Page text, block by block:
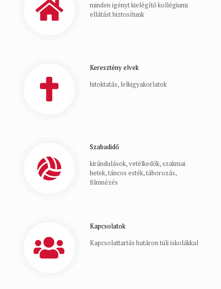
minden igényt kielégítő kollégiumi
ellátást biztosítunk
Keresztény elvek
hitoktatás, lelkigyakorlatok
Szabadidő
kirándulások, vetélkedők, szakmai
hetek, táncos esték, táborozás,
filmnézés
Kapcsolatok
Kapcsolattartás határon túli iskolákkal